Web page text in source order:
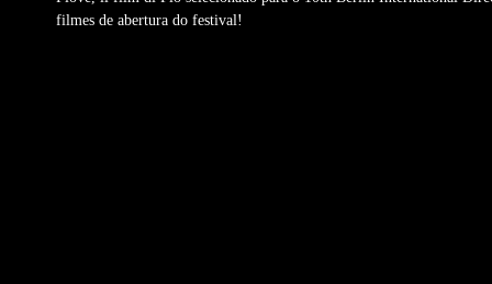
filmes de abertura do festival!